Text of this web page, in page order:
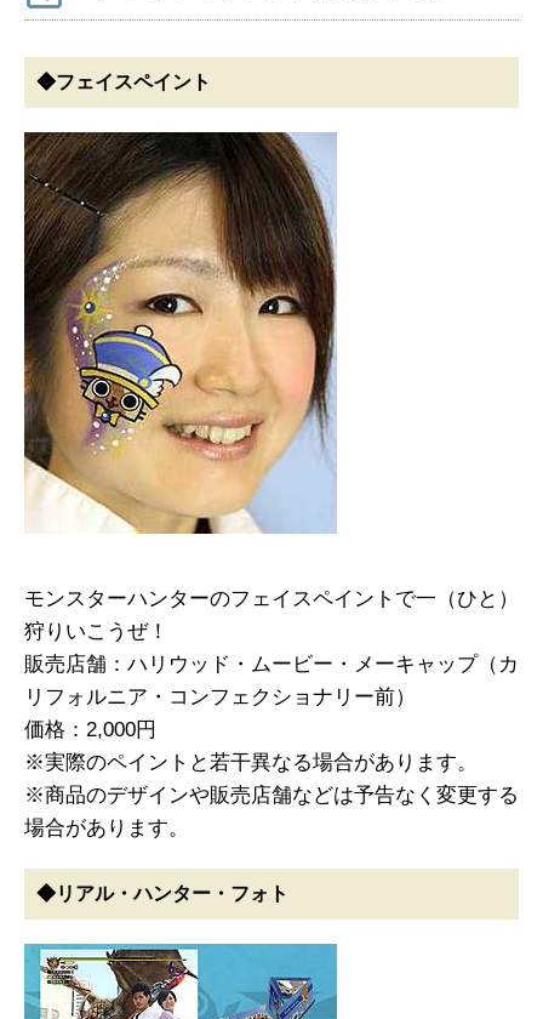
◆フェイスペイント
モンスターハンターのフェイスペイントで一（ひと）
狩りいこうぜ！
販売店舗：ハリウッド・ムービー・メーキャップ（カ
リフォルニア・コンフェクショナリー前）
価格：2,000円
※実際のペイントと若干異なる場合があります。
※商品のデザインや販売店舗などは予告なく変更する
場合があります。
◆リアル・ハンター・フォト